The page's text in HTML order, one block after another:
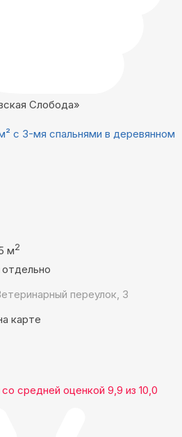
Слобода»
c 3-мя спальнями в деревянном
м2
переулок, 3
карте
средней оценкой 9,9 из 10,0